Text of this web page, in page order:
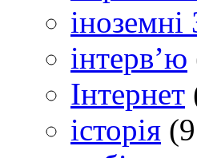
інтерв’ю
Інтернет
історія